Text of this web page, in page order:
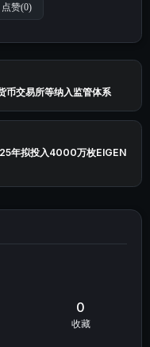
点赞(0)
币交易所等纳入监管体系
年拟投入4000万枚EIGEN
0
收藏